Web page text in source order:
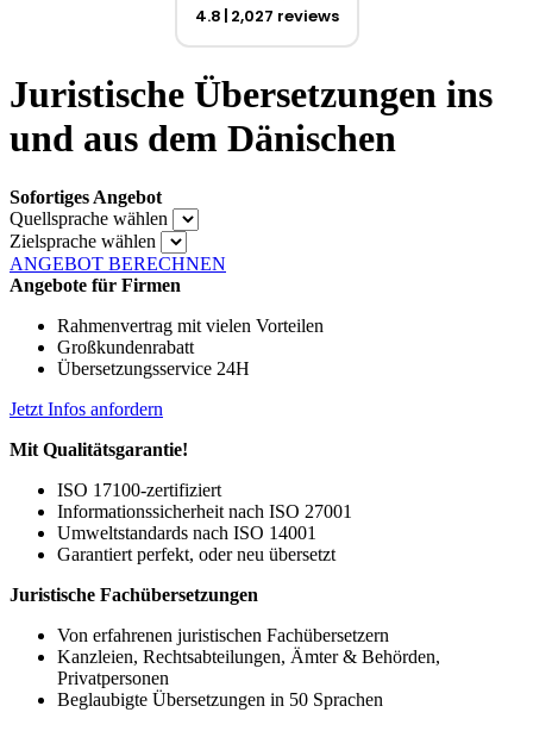
4.8 2,027 reviews
Juristische Übersetzungen ins
und aus dem Dänischen
Sofortiges Angebot
Quellsprache wählen
Zielsprache wählen
ANGEBOT BERECHNEN
Angebote für Firmen
Rahmenvertrag mit vielen Vorteilen
Großkundenrabatt
Übersetzungsservice 24H
Jetzt Infos anfordern
Mit Qualitätsgarantie!
ISO 17100-zertifiziert
Informationssicherheit nach ISO 27001
Umweltstandards nach ISO 14001
Garantiert perfekt, oder neu übersetzt
Juristische Fachübersetzungen
Von erfahrenen juristischen Fachübersetzern
Kanzleien, Rechtsabteilungen, Ämter & Behörden,
Privatpersonen
Beglaubigte Übersetzungen in 50 Sprachen